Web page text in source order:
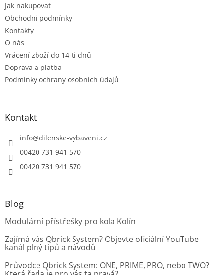
Jak nakupovat
Obchodní podmínky
Kontakty
O nás
Vrácení zboží do 14-ti dnů
Doprava a platba
Podmínky ochrany osobních údajů
Kontakt
info@dilenske-vybaveni.cz
00420 731 941 570
00420 731 941 570
Blog
Modulární přístřešky pro kola Kolín
Zajímá vás Qbrick System? Objevte oficiální YouTube
kanál plný tipů a návodů
Průvodce Qbrick System: ONE, PRIME, PRO, nebo TWO?